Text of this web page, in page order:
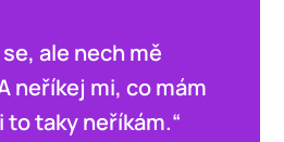
ale nech mě
neříkej mi, co mám
to taky neříkám.“